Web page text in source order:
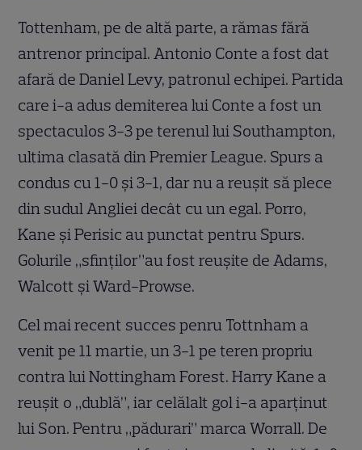
Tottenham, pe de altă parte, a rămas fără
antrenor principal. Antonio Conte a fost dat
afară de Daniel Levy, patronul echipei. Partida
care i-a adus demiterea lui Conte a fost un
spectaculos 3-3 pe terenul lui Southampton,
ultima clasată din Premier League. Spurs a
condus cu 1-0 și 3-1, dar nu a reușit să plece
din sudul Angliei decât cu un egal. Porro,
Kane și Perisic au punctat pentru Spurs.
Golurile „sfinților”au fost reușite de Adams,
Walcott și Ward-Prowse.
Cel mai recent succes penru Tottnham a
venit pe 11 martie, un 3-1 pe teren propriu
contra lui Nottingham Forest. Harry Kane a
reușit o „dublă”, iar celălalt gol i-a aparținut
lui Son. Pentru „pădurari” marca Worrall. De